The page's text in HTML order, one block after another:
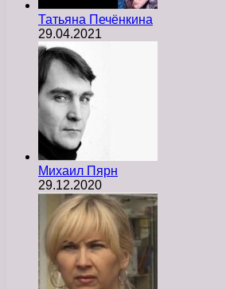
Татьяна Печёнкина
29.04.2021
Михаил Пярн
29.12.2020